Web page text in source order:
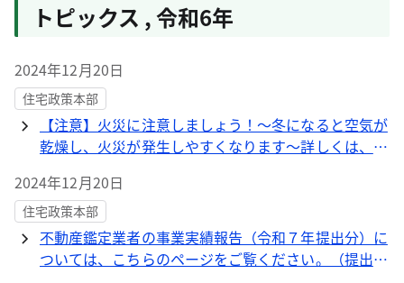
トピックス ,令和6年
2024年12月20日
住宅政策本部
【注意】火災に注意しましょう！～冬になると空気が
乾燥し、火災が発生しやすくなります～詳しくは、
ご覧ください。
2024年12月20日
住宅政策本部
不動産鑑定業者の事業実績報告（令和７年提出分）に
ついては、こちらのページをご覧ください。（提出期